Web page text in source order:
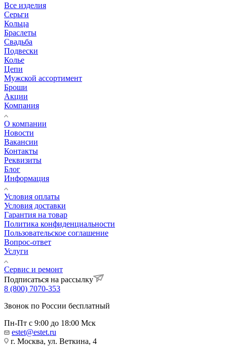
Все изделия
Серьги
Кольца
Браслеты
Свадьба
Подвески
Колье
Цепи
Мужской ассортимент
Броши
Акции
Компания
О компании
Новости
Вакансии
Контакты
Реквизиты
Блог
Информация
Условия оплаты
Условия доставки
Гарантия на товар
Политика конфиденциальности
Пользовательское соглашение
Вопрос-ответ
Услуги
Сервис и ремонт
Подписаться на рассылку
8 (800) 7070-353
Звонок по России бесплатный
Пн-Пт с 9:00 до 18:00 Мск
estet@estet.ru
г. Москва, ул. Веткина, 4